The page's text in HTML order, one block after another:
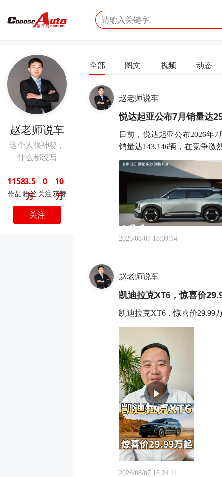
赵老师说车
这个人很神秘，
什么都没写
1158
作品
3.5
万
粉丝
0
关注
10
万
获赞
关注
全部 图文 视频 动态
赵老师说车
悦达起亚公布7月销量达
日前，悦达起亚公布2026年
销量达143,146辆，在竞争激
2026/08/07 18:30:14
赵老师说车
凯迪拉克XT6，惊喜价
凯迪拉克XT6，惊喜价29.99
2026/08/07 15:24:11